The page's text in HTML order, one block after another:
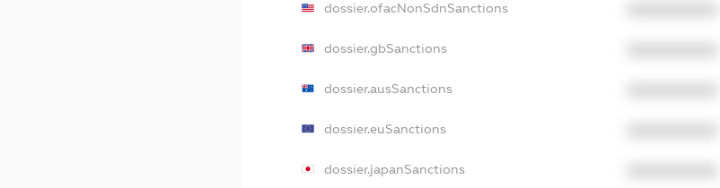
dossier.ofacNonSdnSanctions
dossier.gbSanctions
dossier.ausSanctions
dossier.euSanctions
dossier.japanSanctions